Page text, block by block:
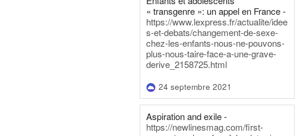
« transgenre »: un appel en France -
https://www.lexpress.fr/actualite/idee
s-et-debats/changement-de-sexe-
chez-les-enfants-nous-ne-pouvons-
plus-nous-taire-face-a-une-grave-
derive_2158725.html
24 septembre 2021
Aspiration and exile -
https://newlinesmag.com/first-